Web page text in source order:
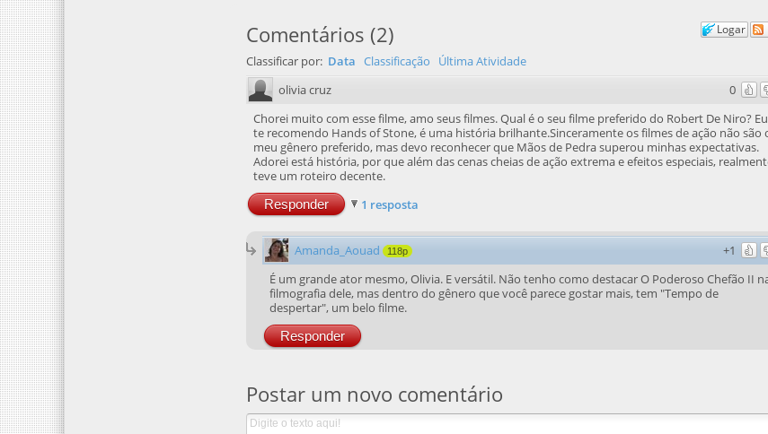
Logar
Comentários (2)
Classificar por: Data Classificação
Última Atividade
0
olivia cruz
Chorei muito com esse filme, amo seus filmes. Qual é o seu filme preferido do Robert De Niro? Eu
te recomendo Hands of Stone, é uma história brilhante.Sinceramente os filmes de ação não são o
meu gênero preferido, mas devo reconhecer que Mãos de Pedra superou minhas expectativas.
Adorei está história, por que além das cenas cheias de ação extrema e efeitos especiais, realmente
teve um roteiro decente.
Responder 1 resposta
+1
Amanda_Aouad 118p
É um grande ator mesmo, Olivia. E versátil. Não tenho como destacar O Poderoso Chefão II na
filmografia dele, mas dentro do gênero que você parece gostar mais, tem "Tempo de
despertar", um belo filme.
Responder
Postar um novo comentário